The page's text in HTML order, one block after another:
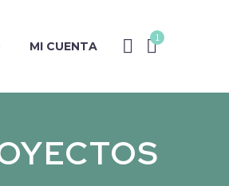
MI CUENTA
1